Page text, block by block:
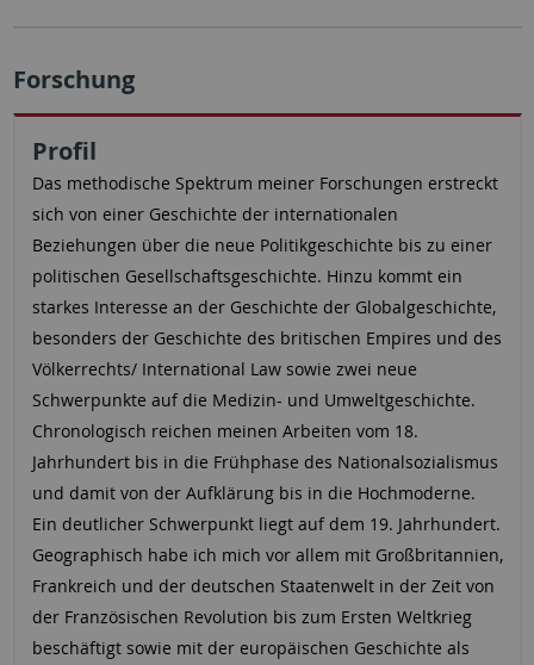
Forschung
Profil
Das methodische Spektrum meiner Forschungen erstreckt
sich von einer Geschichte der internationalen
Beziehungen über die neue Politikgeschichte bis zu einer
politischen Gesellschaftsgeschichte. Hinzu kommt ein
starkes Interesse an der Geschichte der Globalgeschichte,
besonders der Geschichte des britischen Empires und des
Völkerrechts/ International Law sowie zwei neue
Schwerpunkte auf die Medizin- und Umweltgeschichte.
Chronologisch reichen meinen Arbeiten vom 18.
Jahrhundert bis in die Frühphase des Nationalsozialismus
und damit von der Aufklärung bis in die Hochmoderne.
Ein deutlicher Schwerpunkt liegt auf dem 19. Jahrhundert.
Geographisch habe ich mich vor allem mit Großbritannien,
Frankreich und der deutschen Staatenwelt in der Zeit von
der Französischen Revolution bis zum Ersten Weltkrieg
beschäftigt sowie mit der europäischen Geschichte als